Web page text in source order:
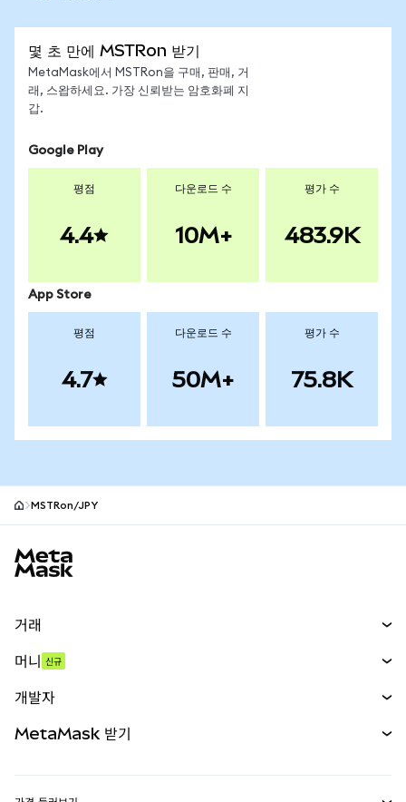
몇 초 만에 MSTRon 받기
MetaMask에서 MSTRon을 구매, 판매, 거
래, 스왑하세요. 가장 신뢰받는 암호화폐 지
갑.
Google Play
평점
4.4
다운로드 수
10M+
평가 수
483.9K
App Store
평점
4.7
다운로드 수
50M+
평가 수
75.8K
MSTRon/JPY
거래
무기한 선물
실물자산
머니 신규
개발자
MetaMask 받기